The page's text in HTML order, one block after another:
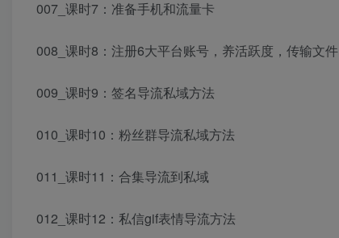
007_课时7：准备手机和流量卡
008_课时8：注册6大平台账号，养活跃度，传输文件
009_课时9：签名导流私域方法
010_课时10：粉丝群导流私域方法
011_课时11：合集导流到私域
012_课时12：私信gif表情导流方法